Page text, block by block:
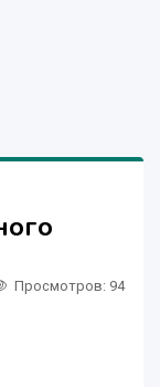
Просмотров: 94